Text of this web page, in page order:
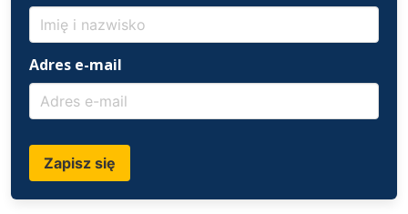
Adres e-mail
Zapisz się